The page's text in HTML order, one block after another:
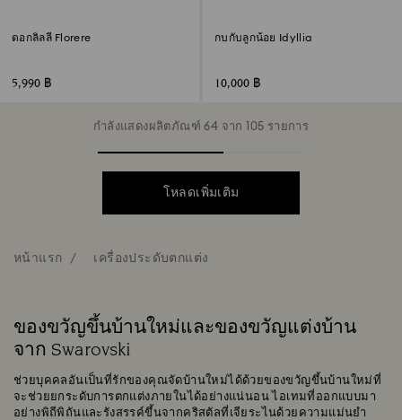
ดอกลิลลี่ Florere
5,990 ฿
กบกับลูกน้อย Idyllia
10,000 ฿
กำลังแสดงผลิตภัณฑ์ 64 จาก 105 รายการ
โหลดเพิ่มเติม
หน้าแรก เครื่องประดับตกแต่ง
ของขวัญขึ้นบ้านใหม่และของขวัญแต่งบ้าน
จาก Swarovski
ช่วยบุคคลอันเป็นที่รักของคุณจัดบ้านใหม่ได้ด้วยของขวัญขึ้นบ้านใหม่ที่
จะช่วยยกระดับการตกแต่งภายในได้อย่างแน่นอน ไอเทมที่ออกแบบมา
อย่างพิถีพิถันและรังสรรค์ขึ้นจากคริสตัลที่เจียระไนด้วยความแม่นยำ